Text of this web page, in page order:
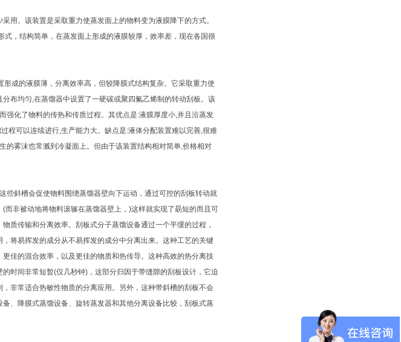
。该装置是采取重力使蒸发面上的物料变为液膜降下的方式。
，结构简单，在蒸发面上形成的液膜较厚，效率差，现在各国很
的液膜薄，分离效率高，但较降膜式结构复杂。它采取重力使
布均匀,在蒸馏器中设置了一硬碳或聚四氟乙烯制的转动刮板。该
强化了物料的传热和传质过程。其优点是:液膜厚度小,并且沿蒸发
程可以连续进行,生产能力大。缺点是:液体分配装置难以完善,很难
的雾沫也常溅到冷凝面上。但由于该装置结构相对简单,价格相对
斜槽会促使物料围绕蒸馏器壁向下运动，通过可控的刮板转动就
非被动地将物料滚辗在蒸馏器壁上，)这样就实现了朂短的而且可
质传输和分离效率。刮板式分子蒸馏设备通过一个平缓的过程，
将易挥发的成分从不易挥发的成分中分离出来。这种工艺的关键
佳的混合效率，以及更佳的物质和热传导。这种高效的热分离技
时间非常短暂(仅几秒钟)，这部分归因于带缝隙的刮板设计，它迫
非常适合热敏性物质的分离应用。另外，这种带斜槽的刮板不会
、降膜式蒸馏设备、旋转蒸发器和其他分离设备比较，刮板式蒸